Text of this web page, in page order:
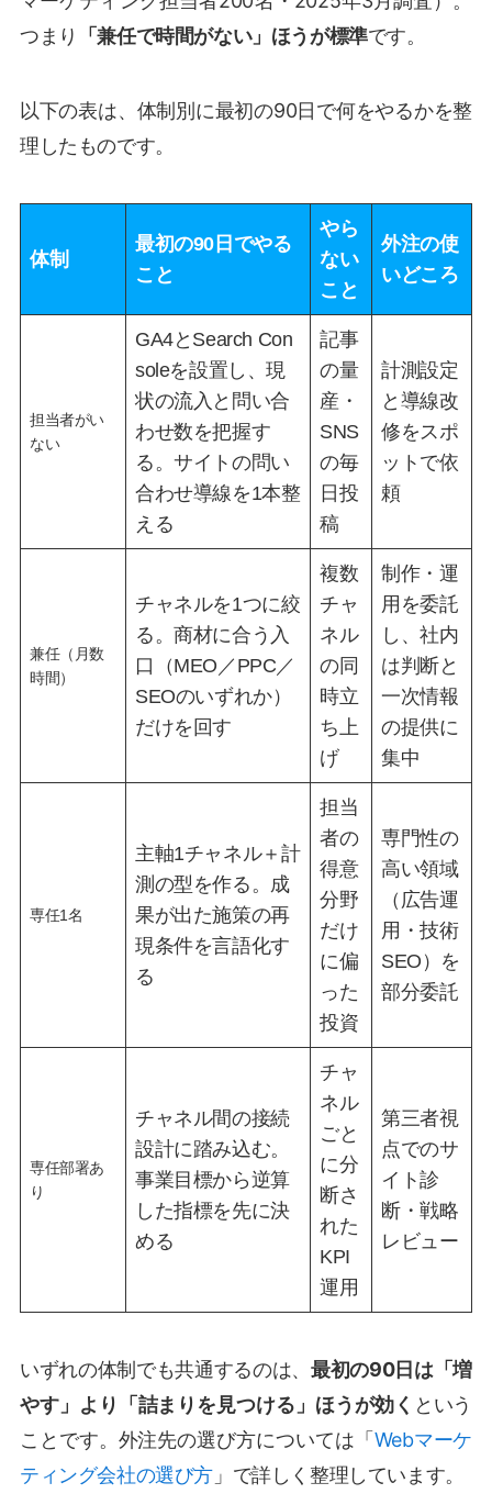
つまり
「兼任で時間がない」ほうが標準です。
以下の表は、体制別に最初の90日で何をやるかを整
理したものです。
体制
最初の90日でやる
こと
やら
ない
こと
外注の使
いどころ
担当者がい
ない
GA4とSearch Con
soleを設置し、現
状の流入と問い合
わせ数を把握す
る。サイトの問い
合わせ導線を1本整
える
記事
の量
産・
SNS
の毎
日投
稿
計測設定
と導線改
修をスポ
ットで依
頼
兼任（月数
時間）
チャネルを1つに絞
る。商材に合う入
口（MEO／PPC／
SEOのいずれか）
だけを回す
複数
チャ
ネル
の同
時立
ち上
げ
制作・運
用を委託
し、社内
は判断と
一次情報
の提供に
集中
専任1名
主軸1チャネル＋計
測の型を作る。成
果が出た施策の再
現条件を言語化す
る
担当
者の
得意
分野
だけ
に偏
った
投資
専門性の
高い領域
（広告運
用・技術
SEO）を
部分委託
専任部署あ
り
チャネル間の接続
設計に踏み込む。
事業目標から逆算
した指標を先に決
める
チャ
ネル
ごと
に分
断さ
れた
KPI
運用
第三者視
点でのサ
イト診
断・戦略
レビュー
いずれの体制でも共通するのは、最初の90日は「増
やす」より「詰まりを見つける」ほうが効く という
ことです。外注先の選び方については「Webマーケ
ティング会社の選び方」で詳しく整理しています。